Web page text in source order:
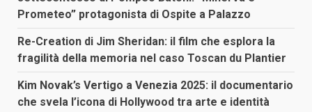
Prometeo” protagonista di Ospite a Palazzo
Re-Creation di Jim Sheridan: il film che esplora la
fragilità della memoria nel caso Toscan du Plantier
Kim Novak’s Vertigo a Venezia 2025: il documentario
che svela l’icona di Hollywood tra arte e identità